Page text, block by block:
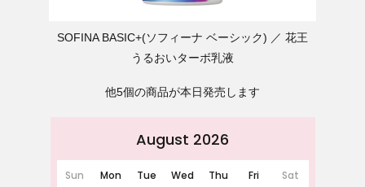
SOFINA BASIC+(ソフィーナ ベーシック)
花王
うるおいターボ乳液
他5個の商品が本日発売します
August 2026
Sun Mon Tue Wed Thu Fri Sat